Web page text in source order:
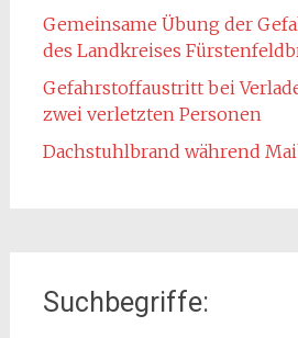
Gemeinsame Übung der
des Landkreises
Gefahrstoffaustritt bei
zwei verletzten Personen
Dachstuhlbrand während
Suchbegriffe: